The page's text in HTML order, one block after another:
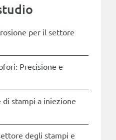
per il settore
Precisione e
di stampi a iniezione
degli stampi e